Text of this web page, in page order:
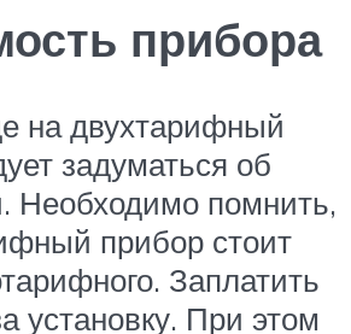
прибора
на двухтарифный
задуматься об
Необходимо помнить,
прибор стоит
Заплатить
установку. При этом